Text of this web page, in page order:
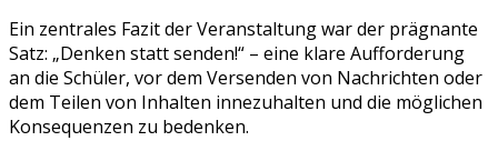
Ein zentrales Fazit der Veranstaltung war der prägnante
Satz: „Denken statt senden!“ – eine klare Aufforderung
an die Schüler, vor dem Versenden von Nachrichten oder
dem Teilen von Inhalten innezuhalten und die möglichen
Konsequenzen zu bedenken.